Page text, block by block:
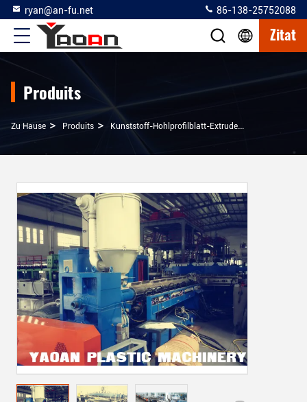
ryan@an-fu.net 86-138-25752088
Zitat
Produits
Zu Hause > Produits > Kunststoff-Hohlprofilblatt-Extruder